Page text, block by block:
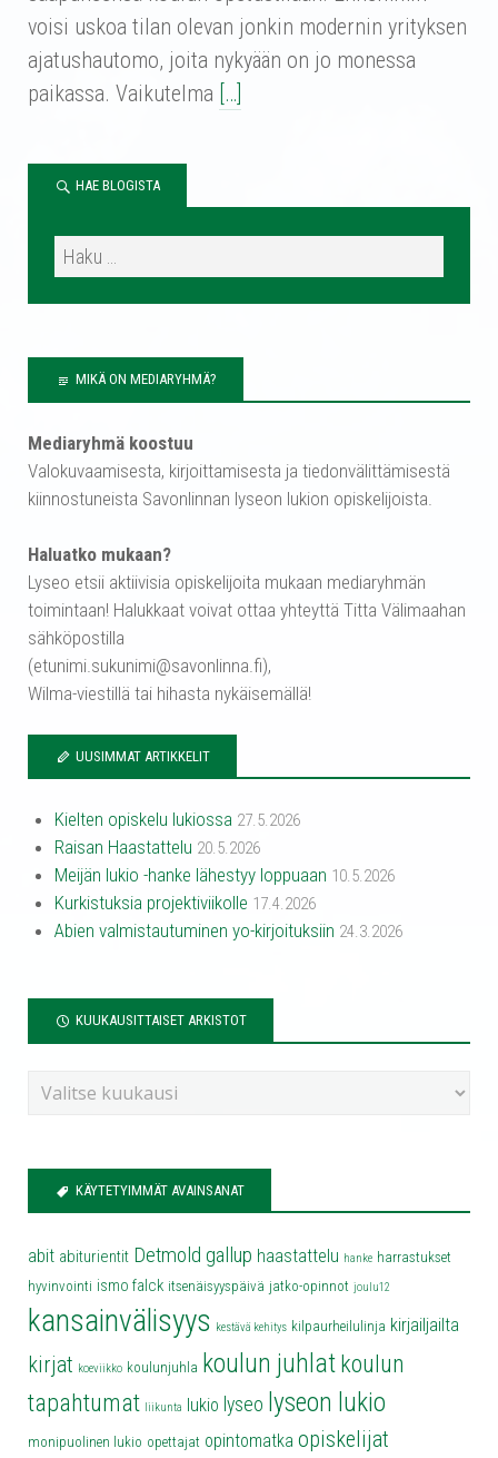
voisi uskoa tilan olevan jonkin modernin yrityksen
ajatushautomo, joita nykyään on jo monessa
paikassa. Vaikutelma […]
HAE BLOGISTA
MIKÄ ON MEDIARYHMÄ?
Mediaryhmä koostuu
Valokuvaamisesta, kirjoittamisesta ja tiedonvälittämisestä
kiinnostuneista Savonlinnan lyseon lukion opiskelijoista.
Haluatko mukaan?
Lyseo etsii aktiivisia opiskelijoita mukaan mediaryhmän
toimintaan! Halukkaat voivat ottaa yhteyttä Titta Välimaahan
sähköpostilla
(etunimi.sukunimi@savonlinna.fi),
Wilma-viestillä tai hihasta nykäisemällä!
UUSIMMAT ARTIKKELIT
Kielten opiskelu lukiossa 27.5.2026
Raisan Haastattelu 20.5.2026
Meijän lukio -hanke lähestyy loppuaan 10.5.2026
Kurkistuksia projektiviikolle 17.4.2026
Abien valmistautuminen yo-kirjoituksiin 24.3.2026
KUUKAUSITTAISET ARKISTOT
KÄYTETYIMMÄT AVAINSANAT
abit abiturientit Detmold gallup haastattelu hanke harrastukset
hyvinvointi ismo falck itsenäisyyspäivä jatko-opinnot joulu12
kansainvälisyys kestävä kehitys kilpaurheilulinja kirjailjailta
kirjat koeviikko koulunjuhla koulun juhlat koulun
tapahtumat liikunta lukio lyseo lyseon lukio
monipuolinen lukio opettajat opintomatka opiskelijat